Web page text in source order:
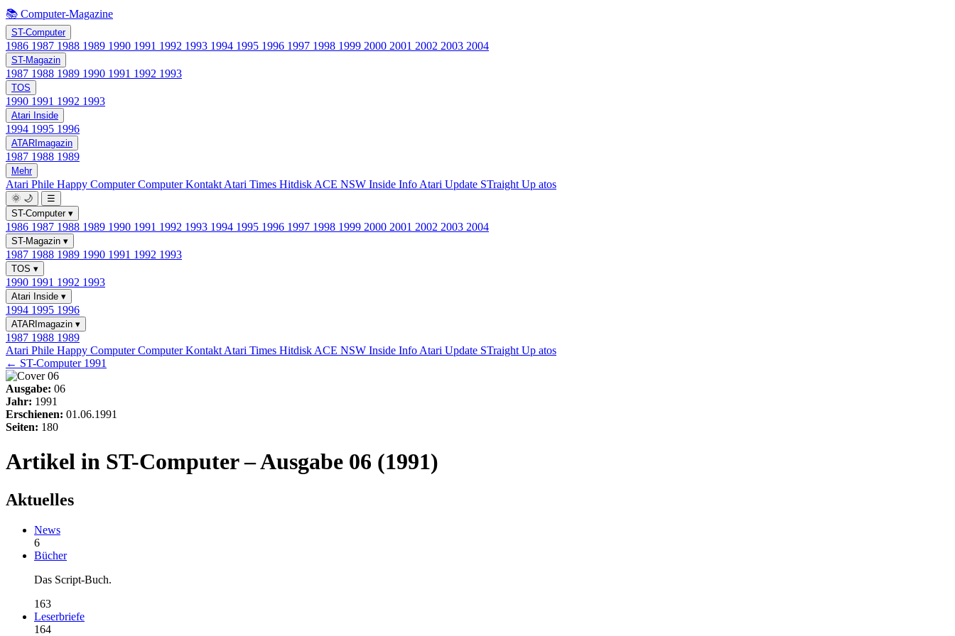
📚 Computer-Magazine
ST-Computer
1986 1987 1988 1989 1990 1991 1992 1993 1994 1995 1996 1997 1998 1999 2000 2001 2002 2003 2004
ST-Magazin
1987 1988 1989 1990 1991 1992 1993
TOS
1990 1991 1992 1993
Atari Inside
1994 1995 1996
ATARImagazin
1987 1988 1989
Mehr
Atari Phile Happy ComputerComputer Kontakt Atari Times Hitdisk ACE NSW Inside Info Atari Update STraight Up atos
🌞 🌙
☰
ST-Computer ▾
1986 1987 1988 1989 1990 1991 1992 1993 1994 1995 1996 1997 1998 1999 2000 2001 2002 2003 2004
ST-Magazin ▾
1987 1988 1989 1990 1991 1992 1993
TOS ▾
1990 1991 1992 1993
Atari Inside ▾
1994 1995 1996
ATARImagazin ▾
1987 1988 1989
Atari Phile Happy ComputerComputer Kontakt Atari Times Hitdisk ACE NSW Inside Info Atari Update STraight Up atos
← ST-Computer 1991
Ausgabe: 06
Jahr: 1991
Erschienen: 01.06.1991
Seiten: 180
Artikel in ST-Computer – Ausgabe 06 (1991)
Aktuelles
News
6
Bücher
Das Script-Buch.
163
Leserbriefe
164